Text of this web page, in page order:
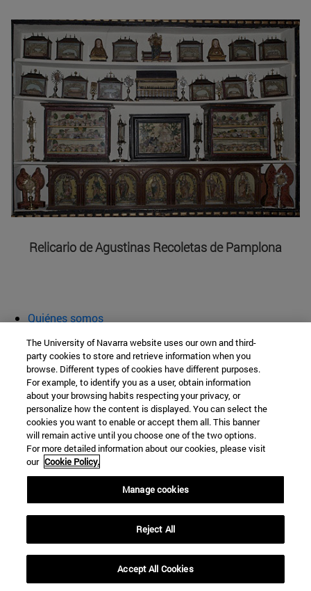
Relicario de Agustinas Recoletas de Pamplona
Quiénes somos
Aula abierta
Cátedra de Patrimonio y Arte Navarro
Facultad de Filosofía y Letras
Campus Universitario s/n
Navarra
España
Tel. +34 948 42 56 00
The University of Navarra website uses our own and third-
party cookies to store and retrieve information when you
browse. Different types of cookies have different purposes.
For example, to identify you as a user, obtain information
about your browsing habits respecting your privacy, or
personalize how the content is displayed. You can select the
cookies you want to enable or accept them all. This banner
will remain active until you choose one of the two options.
For more detailed information about our cookies, please visit
our Cookie Policy.
Manage cookies
Reject All
Accept All Cookies